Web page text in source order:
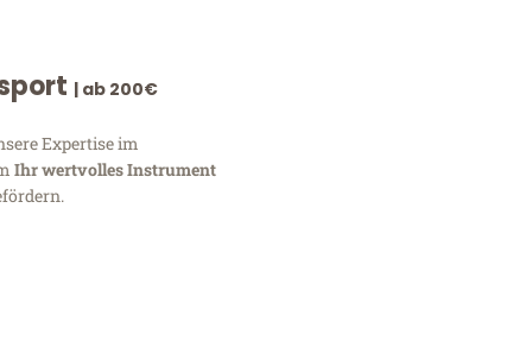
| ab 200€
Expertise im
Ihr wertvolles Instrument